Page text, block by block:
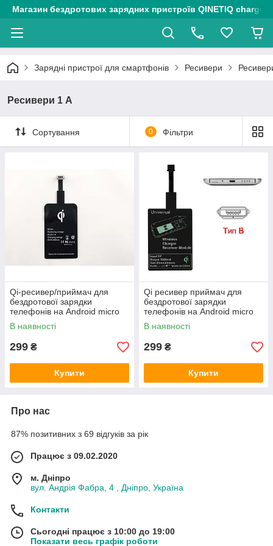
Магазин бездротових зарядних пристроїв QINETIQ chargers
Зарядні пристрої для смартфонів Ресивери
Ресивери 1 А
Сортування 0 Фільтри
Qi-ресивер/приймач для
бездротової зарядки
телефонів на Android micro
USB micro USB type C
В наявності
299 ₴
Купити
Qi ресивер приймач для
бездротової зарядки
телефонів на Android micro
USB
В наявності
299 ₴
Купити
Про нас
87% позитивних з 69 відгуків за рік
Працює з 09.02.2020
м. Дніпро
вул. Андрія Фабра, 4 , Дніпро, Україна
Контакти
Сьогодні працює з 10:00 до 19:00
Показати весь графік роботи